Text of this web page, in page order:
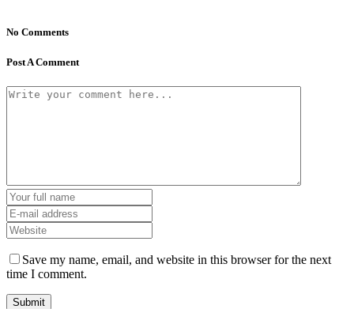
No Comments
Post A Comment
Save my name, email, and website in this browser for the next
time I comment.